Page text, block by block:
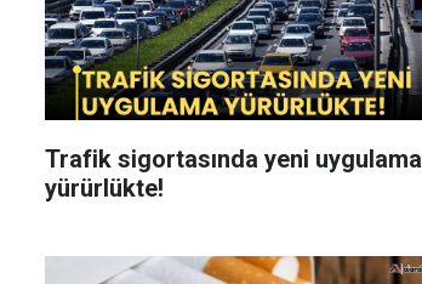
Trafik sigortasında yeni uygulama
yürürlükte!